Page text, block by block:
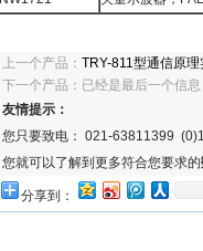
上一个产品： TRY-811型通信原理
下一个产品：已经是最后一个信息
友情提示：
您只要致电： 021-63811399
您就可以了解到更多符合您要求的
分享到：